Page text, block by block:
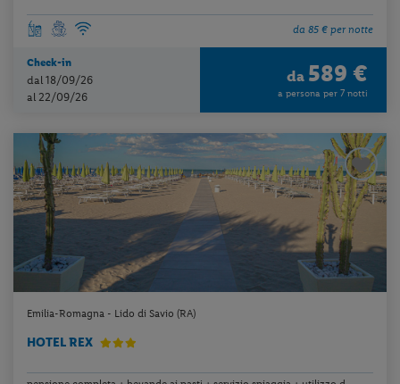
da 85 € per notte
Check-in
dal 18/09/26
al 22/09/26
da 589 €
a persona per 7 notti
Emilia-Romagna - Lido di Savio (RA)
HOTEL REX